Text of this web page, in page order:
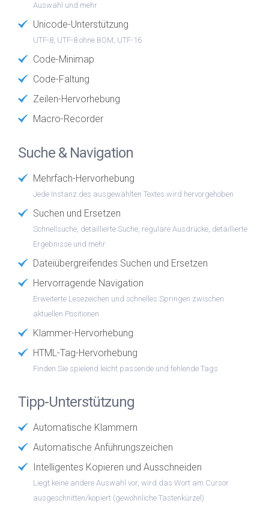
Auswahl und mehr
Unicode-Unterstützung
UTF-8, UTF-8 ohne BOM, UTF-16
Code-Minimap
Code-Faltung
Zeilen-Hervorhebung
Macro-Recorder
Suche & Navigation
Mehrfach-Hervorhebung
Jede Instanz des ausgewählten Textes wird hervorgehoben
Suchen und Ersetzen
Schnellsuche, detaillierte Suche, reguläre Ausdrücke, detaillierte
Ergebnisse und mehr
Dateiübergreifendes Suchen und Ersetzen
Hervorragende Navigation
Erweiterte Lesezeichen und schnelles Springen zwischen
aktuellen Positionen
Klammer-Hervorhebung
HTML-Tag-Hervorhebung
Finden Sie spielend leicht passende und fehlende Tags
Tipp-Unterstützung
Automatische Klammern
Automatische Anführungszeichen
Intelligentes Kopieren und Ausschneiden
Liegt keine andere Auswahl vor, wird das Wort am Cursor
ausgeschnitten/kopiert (gewöhnliche Tastenkürzel)